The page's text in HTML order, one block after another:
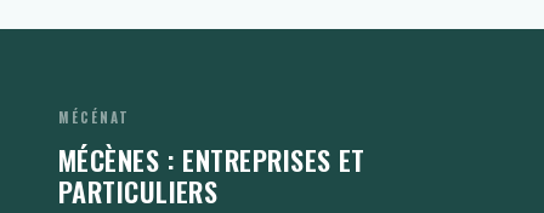
MÉCÉNAT
MÉCÈNES : ENTREPRISES ET
PARTICULIERS